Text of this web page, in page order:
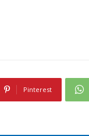
Pinterest